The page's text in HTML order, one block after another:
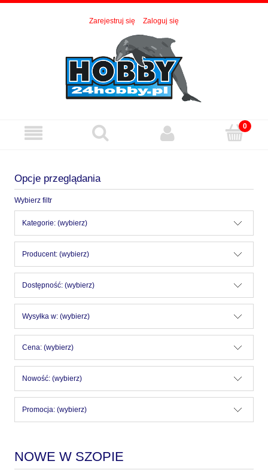
Zarejestruj się Zaloguj się
Opcje przeglądania
Wybierz filtr
Kategorie: (wybierz)
Producent: (wybierz)
Dostępność: (wybierz)
Wysyłka w: (wybierz)
Cena: (wybierz)
Nowość: (wybierz)
Promocja: (wybierz)
NOWE W SZOPIE